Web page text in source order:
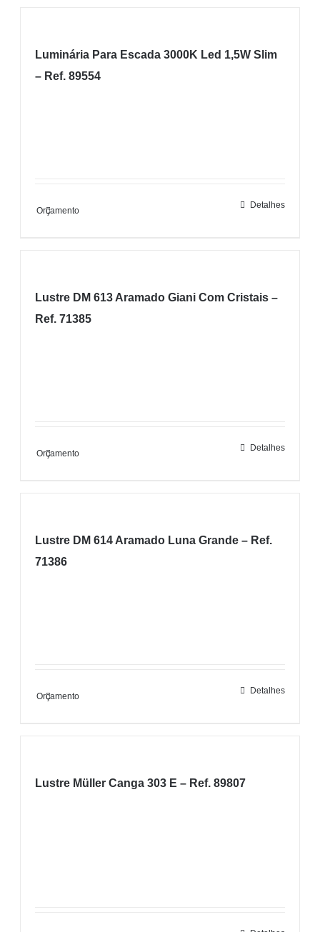
Luminária Para Escada 3000K Led 1,5W Slim
– Ref. 89554
Orçamento
Detalhes
Lustre DM 613 Aramado Giani Com Cristais –
Ref. 71385
Orçamento
Detalhes
Lustre DM 614 Aramado Luna Grande – Ref.
71386
Orçamento
Detalhes
Lustre Müller Canga 303 E – Ref. 89807